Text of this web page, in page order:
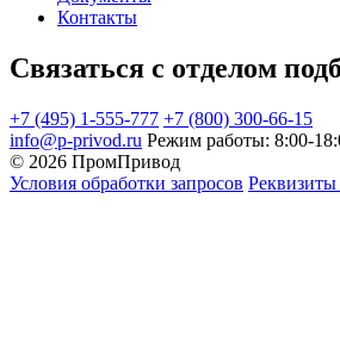
Контакты
Связаться с отделом
+7 (495) 1-555-777 +7 (800) 300-66-15
info@p-privod.ru Режим работы: 8:00-
© 2026 ПромПривод
Условия обработки запросов